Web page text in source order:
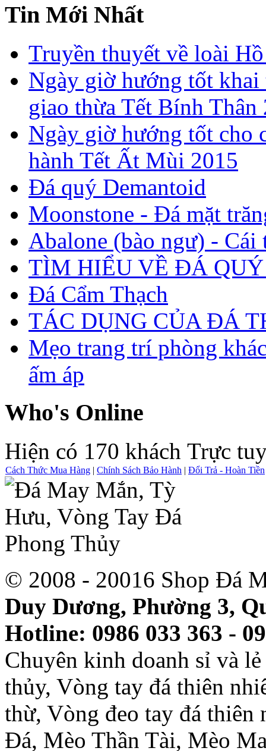
Tin Mới Nhất
Truyền thuyết về loài
Ngày giờ hướng tốt
giao thừa Tết Bính Thân
Ngày giờ hướng tốt cho
hành Tết Ất Mùi 2015
Đá quý Demantoid
Moonstone - Đá mặt
Abalone (bào ngư) - Cái
TÌM HIỂU VỀ ĐÁ QUÝ
Đá Cẩm Thạch
TÁC DỤNG CỦA ĐÁ
Mẹo trang trí phòng
ấm áp
Who's Online
Hiện có 170 khách Trực
Cách Thức Mua Hàng | Chính Sách Bảo Hành | Đổi Trả - Hoàn Tiền
© 2008 - 20016 Shop Đá
Duy Dương, Phường 3,
Hotline: 0986 033 363 -
Chuyên kinh doanh sỉ và
thủy, Vòng tay đá thiên
thừ, Vòng đeo tay đá thiên
Đá, Mèo Thần Tài, Mèo